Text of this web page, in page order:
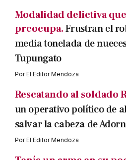
Modalidad delictiva que
preocupa.Frustran el
media tonelada de
Tupungato
PorEl Editor Mendoza
Rescatando al soldado
un operativo político de
salvar la cabeza de
PorEl Editor Mendoza